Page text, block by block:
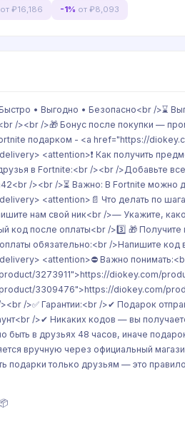
от ₽16,186 -1% от ₽8,093
• Выгодно • Безопасно<br />⌛
/><br />🎁 Бонус после покупки —
подарком - <a href="https://
<attention>❗ Как получить
в Fortnite:<br /><br />Добавьте
/><br />⏳ Важно: В Fortnite можно
<attention>📄 Что делать по
нам свой ник<br />— Укажите,
код после оплаты<br />3️⃣ 🎁
обязательно:<br />Напишите код
<attention>⛔️ Важно
3273911">https://diokey.com/
3309476">https://diokey.com/
/>✅ Гарантии:<br />✔ Подарок
/>✔ Никаких кодов — вы
в друзьях 48 часов, иначе
вручную через официальный
подарки только друзьям — это